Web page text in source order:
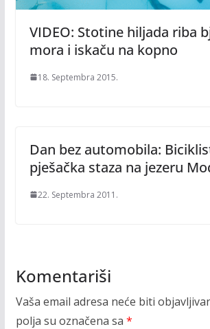
VIDEO: Stotine hiljada riba
mora i iskaču na kopno
18. Septembra 2015.
Dan bez automobila:
pješačka staza na jezeru
22. Septembra 2011.
Komentariši
Vaša email adresa neće biti
polja su označena sa *